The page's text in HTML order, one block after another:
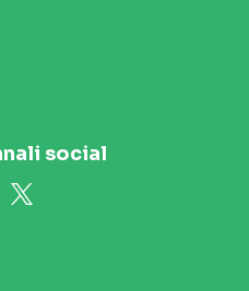
social